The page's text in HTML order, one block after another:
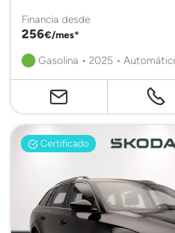
Financia desde
256€/mes*
Gasolina • 2025 •
Certificado